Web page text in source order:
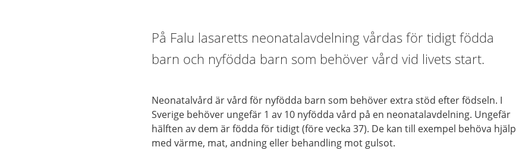
På Falu lasaretts neonatalavdelning vårdas för tidigt födda
barn och nyfödda barn som behöver vård vid livets start.
Neonatalvård är vård för nyfödda barn som behöver extra stöd efter födseln. I
Sverige behöver ungefär 1 av 10 nyfödda vård på en neonatalavdelning. Ungefär
hälften av dem är födda för tidigt (före vecka 37). De kan till exempel behöva hjälp
med värme, mat, andning eller behandling mot gulsot.